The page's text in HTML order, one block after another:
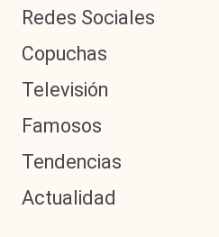
Redes Sociales
Copuchas
Televisión
Famosos
Tendencias
Actualidad